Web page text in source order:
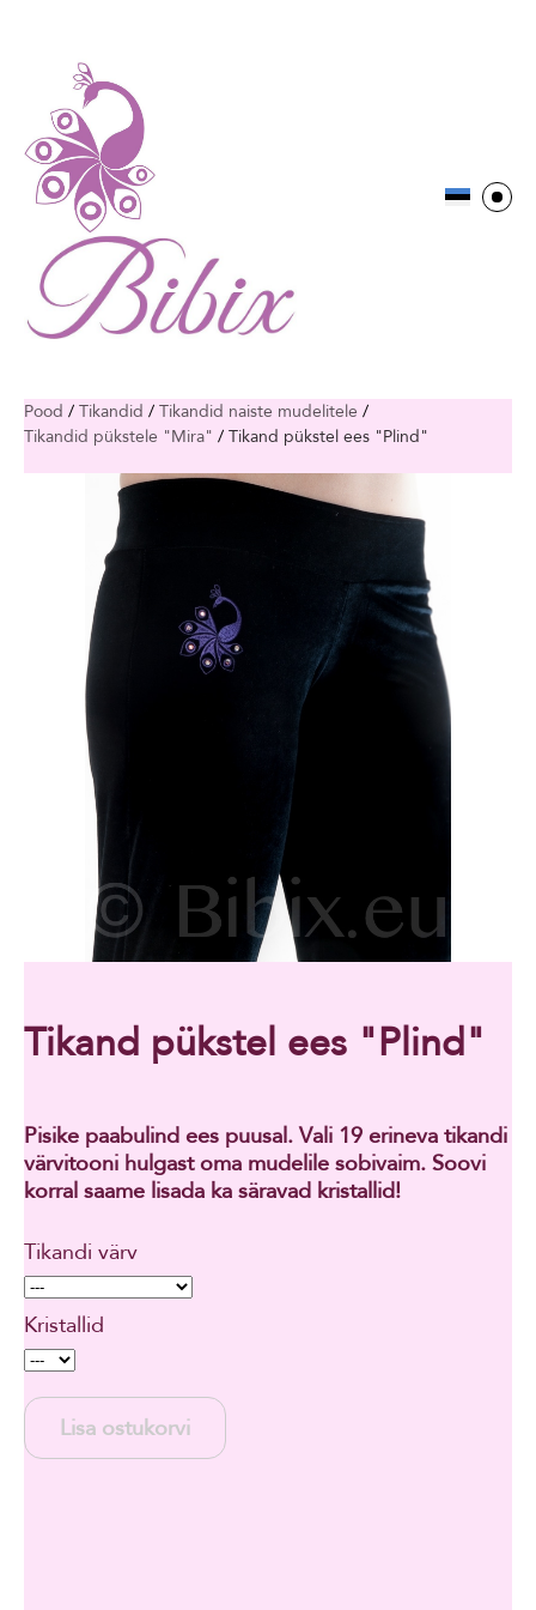
Pood / Tikandid / Tikandid naiste mudelitele /
Tikandid pükstele "Mira" / Tikand pükstel ees "Plind"
Tikand pükstel ees "Plind"
Pisike paabulind ees puusal. Vali 19 erineva tikandi
värvitooni hulgast oma mudelile sobivaim. Soovi
korral saame lisada ka säravad kristallid!
Tikandi värv
Kristallid
Lisa ostukorvi